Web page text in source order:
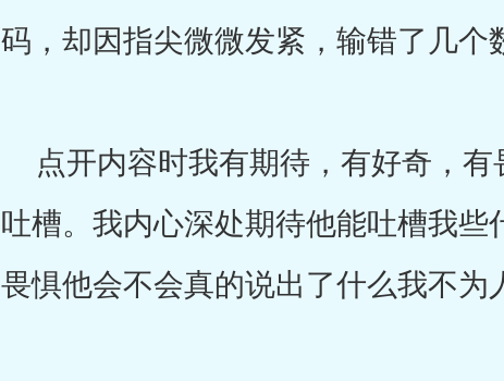
码，却因指尖微微发紧，输错了几个
点开内容时我有期待，有好奇，有
吐槽。我内心深处期待他能吐槽我
畏惧他会不会真的说出了什么我不为